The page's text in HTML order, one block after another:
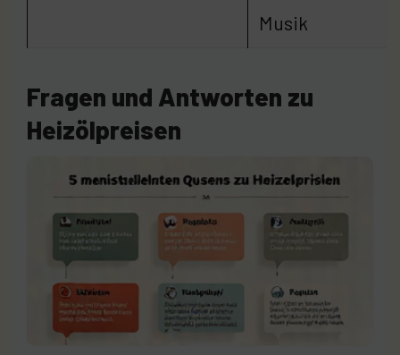
Musik
Fragen und Antworten zu
Heizölpreisen